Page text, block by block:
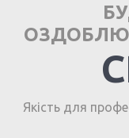
Якість для